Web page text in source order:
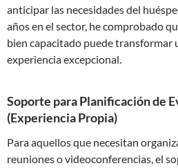
anticipar las necesidades del
años en el sector, he comprobado
bien capacitado puede transformar
experiencia excepcional.
Soporte para Planificación de
(Experiencia Propia)
Para aquellos que necesitan
reuniones o videoconferencias, el